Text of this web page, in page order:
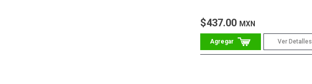
$437.00 MXN
Ver Detalles